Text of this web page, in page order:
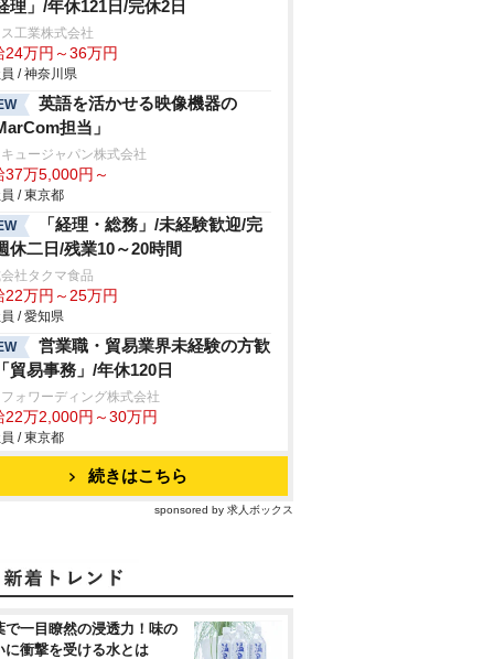
理」/年休121日/完休2日
工業株式会社
24万円～36万円
/ 神奈川県
英語を活かせる映像機器の
担当」
ュージャパン株式会社
37万5,000円～
/ 東京都
「経理・総務」/未経験歓迎/完
休二日/残業10～20時間
社タクマ食品
22万円～25万円
/ 愛知県
営業職・貿易業界未経験の方歓
貿易事務」/年休120日
ォワーディング株式会社
22万2,000円～30万円
/ 東京都
続きはこちら
sponsored by 求人ボックス
で一目瞭然の浸透力！味の
に衝撃を受ける水とは